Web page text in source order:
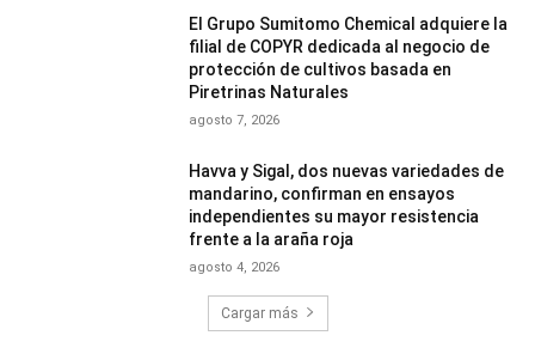
El Grupo Sumitomo Chemical adquiere la
filial de COPYR dedicada al negocio de
protección de cultivos basada en
Piretrinas Naturales
agosto 7, 2026
Havva y Sigal, dos nuevas variedades de
mandarino, confirman en ensayos
independientes su mayor resistencia
frente a la araña roja
agosto 4, 2026
Cargar más